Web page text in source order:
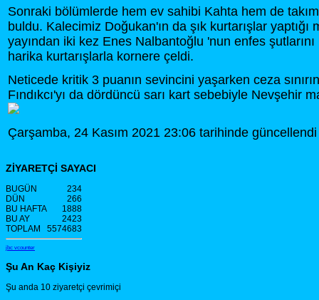
Sonraki bölümlerde hem ev sahibi Kahta hem de
buldu. Kalecimiz Doğukan'ın da şık kurtarışlar yaptığı
yayından iki kez Enes Nalbantoğlu 'nun enfes
harika kurtarışlarla kornere çeldi.
Neticede kritik 3 puanın sevincini yaşarken ceza
Fındıkcı'yı da dördüncü sarı kart sebebiyle Nevşehir
Çarşamba, 24 Kasım 2021 23:06 tarihinde güncellendi
ZİYARETÇİ SAYACI
BUGÜN
234
DÜN
266
BU HAFTA
1888
BU AY
2423
TOPLAM
5574683
jbc vcounter
Şu An Kaç Kişiyiz
Şu anda 10 ziyaretçi çevrimiçi